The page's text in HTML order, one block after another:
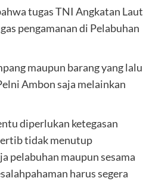
tugas TNI Angkatan Laut
pengamanan di Pelabuhan
maupun barang yang lalu
Ambon saja melainkan
diperlukan ketegasan
tidak menutup
pelabuhan maupun sesama
harus segera